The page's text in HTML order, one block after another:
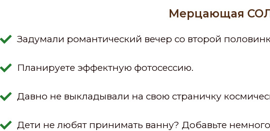
Мерцающая
Задумали романтический вечер со второй
Планируете эффектную фотосессию.
Давно не выкладывали на свою страничку
Дети не любят принимать ванну? Добавьте